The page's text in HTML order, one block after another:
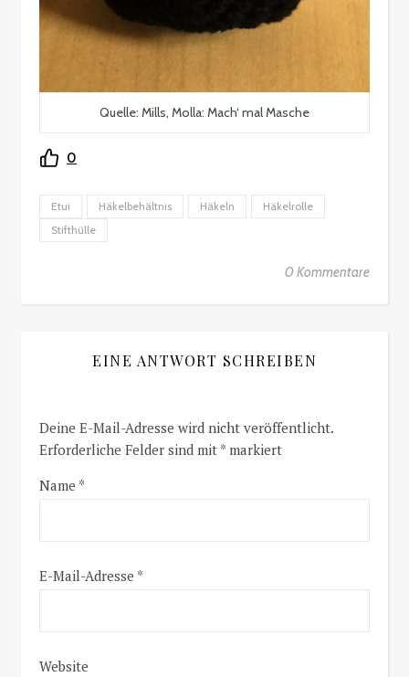
Quelle: Mills, Molla: Mach‘ mal Masche
0
Etui Häkelbehältnis Häkeln
Häkelrolle
Stifthülle
0 Kommentare
EINE ANTWORT SCHREIBEN
Deine E-Mail-Adresse wird nicht veröffentlicht.
Erforderliche Felder sind mit * markiert
Name *
E-Mail-Adresse *
Website